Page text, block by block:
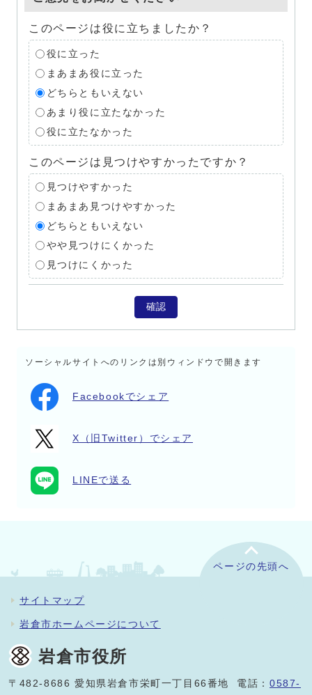
このページは役に立ちましたか？
役に立った
まあまあ役に立った
どちらともいえない
あまり役に立たなかった
役に立たなかった
このページは見つけやすかったですか？
見つけやすかった
まあまあ見つけやすかった
どちらともいえない
やや見つけにくかった
見つけにくかった
確認
ソーシャルサイトへのリンクは別ウィンドウで開きます
Facebookでシェア
X（旧Twitter）でシェア
LINEで送る
ページの先頭へ
サイトマップ
岩倉市ホームページについて
岩倉市役所
〒482-8686 愛知県岩倉市栄町一丁目66番地 電話：0587-